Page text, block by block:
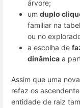
árvore;
um duplo
familiar na
ou no
a escolha de
dinâmica a
Assim que uma
refaz os
entidade de raiz